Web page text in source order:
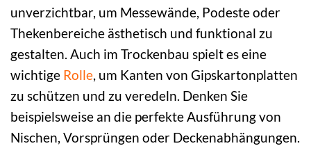
unverzichtbar, um Messewände, Podeste oder
Thekenbereiche ästhetisch und funktional zu
gestalten. Auch im Trockenbau spielt es eine
wichtige Rolle, um Kanten von Gipskartonplatten
zu schützen und zu veredeln. Denken Sie
beispielsweise an die perfekte Ausführung von
Nischen, Vorsprüngen oder Deckenabhängungen.